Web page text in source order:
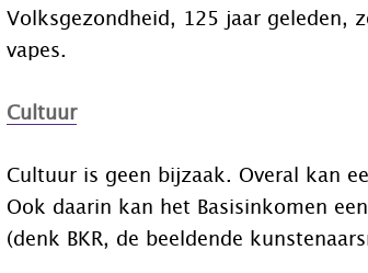
Volksgezondheid, 125 jaar geleden,
vapes.
Cultuur
Cultuur is geen bijzaak. Overal kan
Ook daarin kan het Basisinkomen
(denk BKR, de beeldende